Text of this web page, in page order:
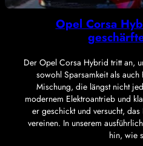
Opel Corsa
Der Opel Corsa Hybrid tritt an,
sowohl Sparsamkeit als
Mischung, die längst nicht
modernem Elektroantrieb und
er geschickt und versucht,
vereinen. In unserem
hin, wie